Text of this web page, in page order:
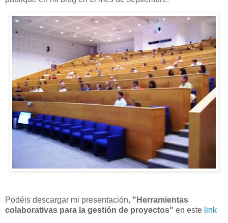
Podéis descargar mi presentación, "Herramientas
colaborativas para la gestión de proyectos" en este link